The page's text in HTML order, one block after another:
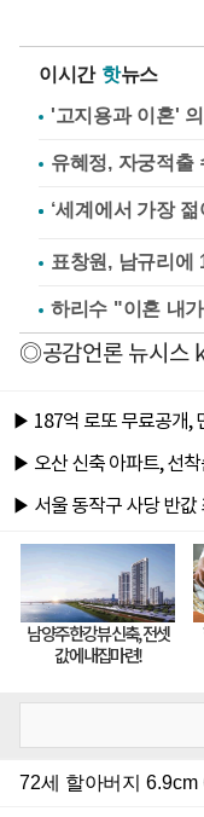
이시간 핫뉴스
'고지용과 이혼'
유혜정, 자궁적
표창원, 남규리
하리수 "이혼 내
◎공감언론 뉴시스